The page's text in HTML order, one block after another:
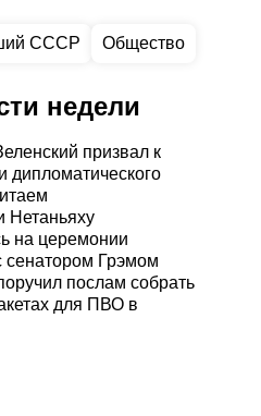
СССР Общество
недели
призвал к
дипломатического
Нетаньяху
на церемонии
сенатором Грэмом
послам собрать
для ПВО в